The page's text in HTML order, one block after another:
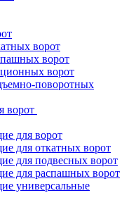
ворот
ворот
ворот
поворотных
ворот
для ворот
для откатных ворот
для подвесных ворот
для распашных ворот
универсальные